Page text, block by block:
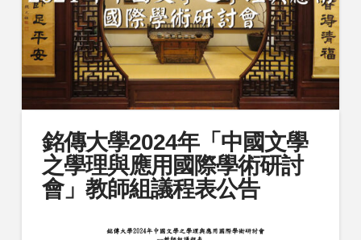
銘傳大學2024年「中國文學
之學理與應用國際學術研討
會」教師組議程表公告